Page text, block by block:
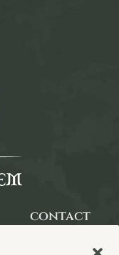
contact